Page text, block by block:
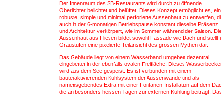
Der Innenraum des SB-Restaurants wird durch zu öffnende
Oberlichter belichtet und belüftet. Dieses Konzept ermöglicht es,
robuste, simple und minimal perforierte Aussenhaut zu entwerfen,
auch in der 6-monatigen Betriebspause konstant dieselbe Präsenz
und Architektur verkörpert, wie im Sommer während der Saison. Die
Aussenhaut aus Fliesen bildet sowohl Fassade wie Dach und stellt
Graustufen eine pixelierte Teilansicht des grossen Mythen dar.
Das Gebäude liegt von einem Wasserband umgeben dezentral
eingebettet in der ebenfalls ovalen Freifläche. Dieses
wird aus dem See gespeist. Es ist verbunden mit einem
bauteilaktivierenden Kühlsystem der Aussenwände und als
namensgebendes Extra mit einer Fontänen-Installation auf dem
die an besonders heissen Tagen zur externen Kühlung beiträgt.